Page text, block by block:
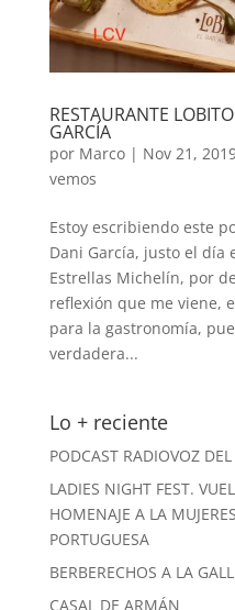
RESTAURANTE
GARCÍA
por Marco| Nov 21,
vemos
Estoy escribiendo este
Dani García, justo el día
Estrellas Michelín, por
reflexión que me viene,
para la gastronomía,
verdadera...
Lo + reciente
PODCAST RADIOVOZ
LADIES NIGHT FEST.
HOMENAJE A LA
PORTUGUESA
BERBERECHOS A LA
CASAL DE ARMÁN